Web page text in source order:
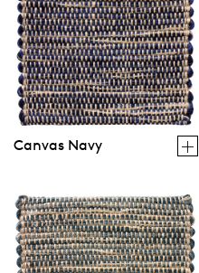
Canvas Navy